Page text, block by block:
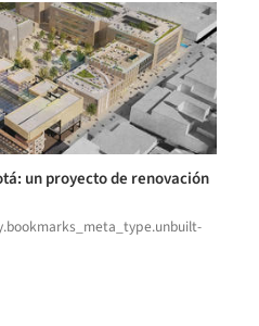
un proyecto de renovación